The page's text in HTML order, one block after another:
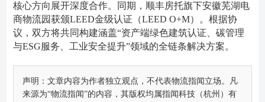
核心方向展开深度合作。同期，顺丰房托旗下安徽芜湖电
商物流园获颁LEED金级认证（LEED O+M）。根据协
议，双方将共同构建涵盖“资产端绿色建筑认证、碳管理
与ESG服务、工业安全提升”领域的全链条解决方案。
声明：文章内容为作者独立观点，不代表物流指闻立场。凡
来源为“物流指闻”的内容，其版权均属指闻科技（杭州）有